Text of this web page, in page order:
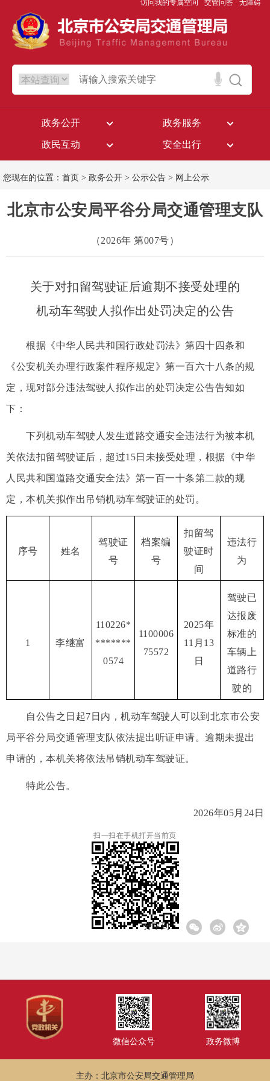
访问我的专属空间 交管问答 无障碍
政务公开 政务服务
政民互动 安全出行
您现在的位置： 首页 > 政务公开 > 公示公告 > 网上公示
北京市公安局平谷分局交通管理支队
（2026年 第007号）
关于对扣留驾驶证后逾期不接受处理的
机动车驾驶人拟作出处罚决定的公告
根据《中华人民共和国行政处罚法》第四十四条和
《公安机关办理行政案件程序规定》第一百六十八条的规
定，现对部分违法驾驶人拟作出的处罚决定公告告知如
下：
下列机动车驾驶人发生道路交通安全违法行为被本机
关依法扣留驾驶证后，超过15日未接受处理，根据《中华
人民共和国道路交通安全法》第一百一十条第二款的规
定，本机关拟作出吊销机动车驾驶证的处罚。
序号 姓名
驾驶证
号
档案编
号
扣留驾
驶证时
间
违法行
为
1 李继富
110226*
*******
0574
1100006
75572
2025年
11月13
日
驾驶已
达报废
标准的
车辆上
道路行
驶的
自公告之日起7日内，机动车驾驶人可以到北京市公安
局平谷分局交通管理支队依法提出听证申请。逾期未提出
申请的，本机关将依法吊销机动车驾驶证。
特此公告。
2026年05月24日
扫一扫在手机打开当前页
分享到:
微信公众号 政务微博
主办：北京市公安局交通管理局